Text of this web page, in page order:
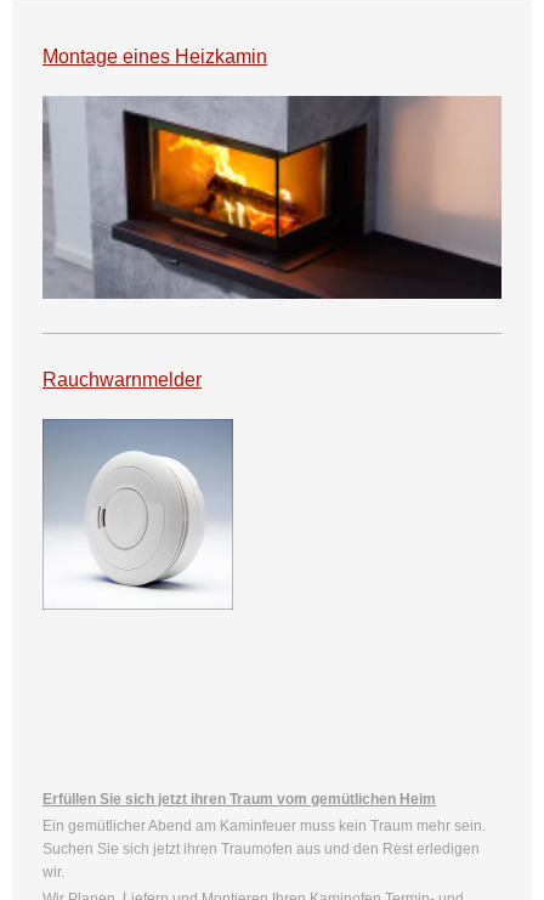
Montage eines Heizkamin
Rauchwarnmelder
Erfüllen Sie sich jetzt ihren Traum vom gemütlichen Heim
Ein gemütlicher Abend am Kaminfeuer muss kein Traum mehr sein.
Suchen Sie sich jetzt ihren Traumofen aus und den Rest erledigen
wir.